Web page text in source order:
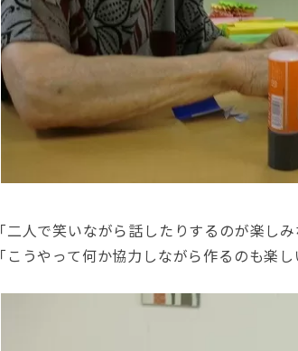
「二人で笑いながら話したりするのが楽しみ
「こうやって何か協力しながら作るのも楽